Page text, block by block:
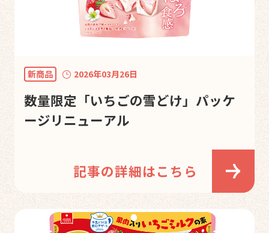
2026年03月26日
新商品
数量限定「いちごの雪どけ」パッケ
ージリニューアル
記事の詳細はこちら